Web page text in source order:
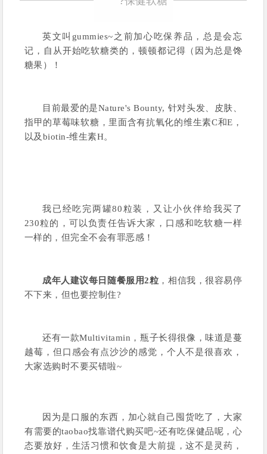
英文叫gummies~之前加心吃保养品，总是会忘
记，自从开始吃软糖类的，顿顿都记得（因为总是馋
糖果）！
目前最爱的是Nature's Bounty, 针对头发、皮肤、
指甲的草莓味软糖，里面含有抗氧化的维生素C和E，
以及biotin-维生素H。
我已经吃完两罐80粒装，又让小伙伴给我买了
230粒的，可以负责任告诉大家，口感和吃软糖一样
一样的，但完全不会有罪恶感！
成年人建议每日随餐服用2粒 ，相信我，很容易停
不下来，但也要控制住?
还有一款Multivitamin，瓶子长得很像，味道是蔓
越莓，但口感会有点沙沙的感觉，个人不是很喜欢，
大家选购时不要买错啦~
因为是口服的东西，加心就自己囤货吃了，大家
有需要的taobao找靠谱代购买吧~还有吃保健品呢，心
态要放好，生活习惯和饮食是大前提，这不是灵药，